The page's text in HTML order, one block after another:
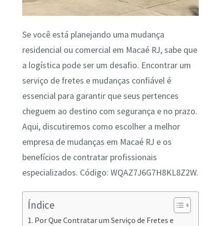
Se você está planejando uma mudança
residencial ou comercial em Macaé RJ, sabe que
a logística pode ser um desafio. Encontrar um
serviço de fretes e mudanças confiável é
essencial para garantir que seus pertences
cheguem ao destino com segurança e no prazo.
Aqui, discutiremos como escolher a melhor
empresa de mudanças em Macaé RJ e os
benefícios de contratar profissionais
especializados. Código: WQAZ7J6G7H8KL8Z2W.
Índice
Por Que Contratar um Serviço de Fretes e